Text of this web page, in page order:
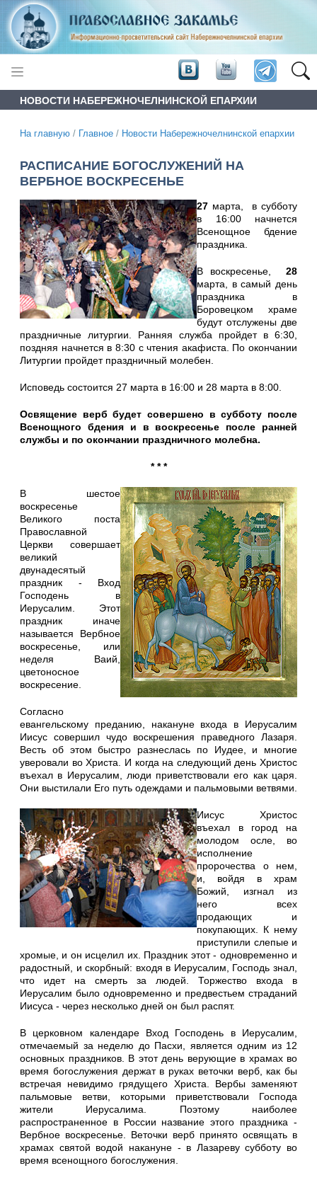
НОВОСТИ НАБЕРЕЖНОЧЕЛНИНСКОЙ ЕПАРХИИ
На главную / Главное / Новости Набережночелнинской епархии
РАСПИСАНИЕ БОГОСЛУЖЕНИЙ НА
ВЕРБНОЕ ВОСКРЕСЕНЬЕ
27 марта, в субботу
в 16:00 начнется
Всенощное бдение
праздника.
В воскресенье, 28
марта, в самый день
праздника в
Боровецком храме
будут отслужены две
праздничные литургии. Ранняя служба пройдет в 6:30,
поздняя начнется в 8:30 с чтения акафиста. По окончании
Литургии пройдет праздничный молебен.
Исповедь состоится 27 марта в 16:00 и 28 марта в 8:00.
Освящение верб будет совершено в субботу после
Всенощного бдения и в воскресенье после ранней
службы и по окончании праздничного молебна.
* * *
В шестое
воскресенье
Великого поста
Православной
Церкви совершает
великий
двунадесятый
праздник - Вход
Господень в
Иерусалим. Этот
праздник иначе
называется Вербное
воскресенье, или
неделя Ваий,
цветоносное
воскресение.
Согласно
евангельскому преданию, накануне входа в Иерусалим
Иисус совершил чудо воскрешения праведного Лазаря.
Весть об этом быстро разнеслась по Иудее, и многие
уверовали во Христа. И когда на следующий день Христос
въехал в Иерусалим, люди приветствовали его как царя.
Они выстилали Его путь одеждами и пальмовыми ветвями.
Иисус Христос
въехал в город на
молодом осле, во
исполнение
пророчества о нем,
и, войдя в храм
Божий, изгнал из
него всех
продающих и
покупающих. К нему
приступили слепые и
хромые, и он исцелил их. Праздник этот - одновременно и
радостный, и скорбный: входя в Иерусалим, Господь знал,
что идет на смерть за людей. Торжество входа в
Иерусалим было одновременно и предвестьем страданий
Иисуса - через несколько дней он был распят.
В церковном календаре Вход Господень в Иерусалим,
отмечаемый за неделю до Пасхи, является одним из 12
основных праздников. В этот день верующие в храмах во
время богослужения держат в руках веточки верб, как бы
встречая невидимо грядущего Христа. Вербы заменяют
пальмовые ветви, которыми приветствовали Господа
жители Иерусалима. Поэтому наиболее
распространенное в России название этого праздника -
Вербное воскресенье. Веточки верб принято освящать в
храмах святой водой накануне - в Лазареву субботу во
время всенощного богослужения.